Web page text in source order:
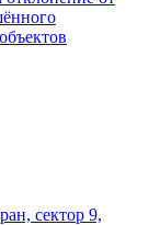
сектор 9,